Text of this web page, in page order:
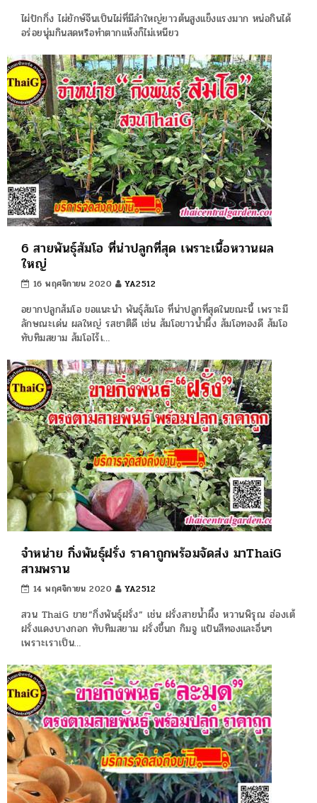
ไผ่ปักกิ่ง ไผ่ยักษ์จีนเป็นไผ่ที่มีลำใหญ่ยาวต้นสูงแข็งแรงมาก หน่อกินได้
อร่อยนุ่มกินสดหรือทำตากแห้งก็ไม่เหนียว
6 สายพันธุ์ส้มโอ ที่น่าปลูกที่สุด เพราะเนื้อหวานผล
ใหญ่
16 พฤศจิกายน 2020 YA2512
อยากปลูกส้มโอ ขอแนะนำ พันธุ์ส้มโอ ที่น่าปลูกที่สุดในขณะนี้ เพราะมี
ลักษณะเด่น ผลใหญ่ รสชาติดี เช่น ส้มโอขาวน้ำผึ้ง ส้มโอทองดี ส้มโอ
ทับทิมสยาม ส้มโอไร้เ…
จำหน่าย กิ่งพันธุ์ฝรั่ง ราคาถูกพร้อมจัดส่ง มาThaiG
สามพราน
14 พฤศจิกายน 2020 YA2512
สวน ThaiG ขาย”กิ่งพันธุ์ฝรั่ง” เช่น ฝรั่งสายน้ำผึ้ง หวานพิรุณ ฮ่องเต้
ฝรั่งแดงบางกอก ทับทิมสยาม ฝรั่งขี้นก กิมจู แป้นสีทองและอื่นๆ
เพราะเราเป็น…